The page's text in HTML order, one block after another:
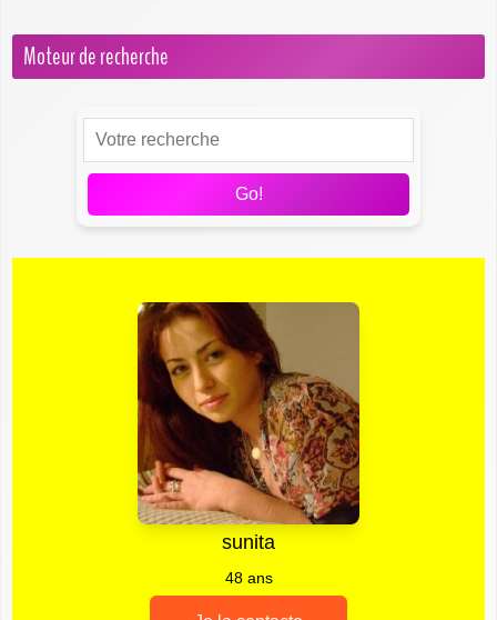
Moteur de recherche
Go!